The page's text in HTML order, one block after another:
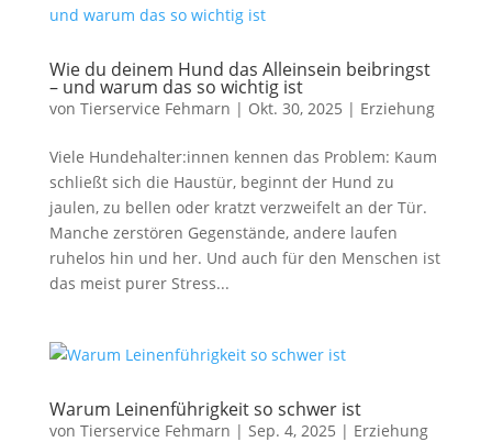
Wie du deinem Hund das Alleinsein beibringst
– und warum das so wichtig ist
von Tierservice Fehmarn | Okt. 30, 2025 | Erziehung
Viele Hundehalter:innen kennen das Problem: Kaum
schließt sich die Haustür, beginnt der Hund zu
jaulen, zu bellen oder kratzt verzweifelt an der Tür.
Manche zerstören Gegenstände, andere laufen
ruhelos hin und her. Und auch für den Menschen ist
das meist purer Stress...
Warum Leinenführigkeit so schwer ist
von Tierservice Fehmarn | Sep. 4, 2025 | Erziehung